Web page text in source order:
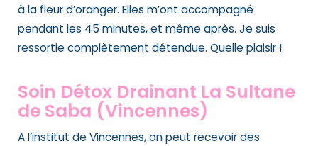
à la fleur d’oranger. Elles m’ont accompagné
pendant les 45 minutes, et même après. Je suis
ressortie complètement détendue. Quelle plaisir !
Soin Détox Drainant La Sultane
de Saba (Vincennes)
A l’institut de Vincennes, on peut recevoir des